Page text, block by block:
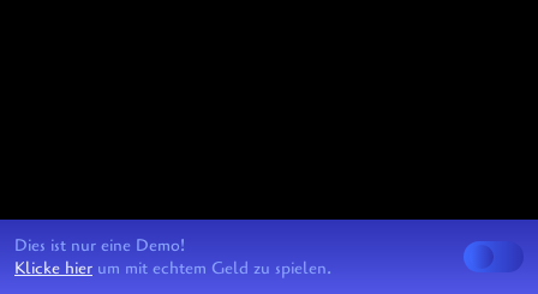
Dies ist nur eine Demo!
Klicke hier um mit echtem Geld zu spielen.